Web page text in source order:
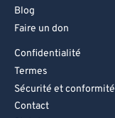
Blog
Faire un don
Confidentialité
Termes
Sécurité et conformité
Contact